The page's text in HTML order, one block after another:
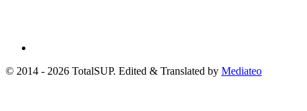
© 2014 - 2026 TotalSUP. Edited & Translated by Mediateo